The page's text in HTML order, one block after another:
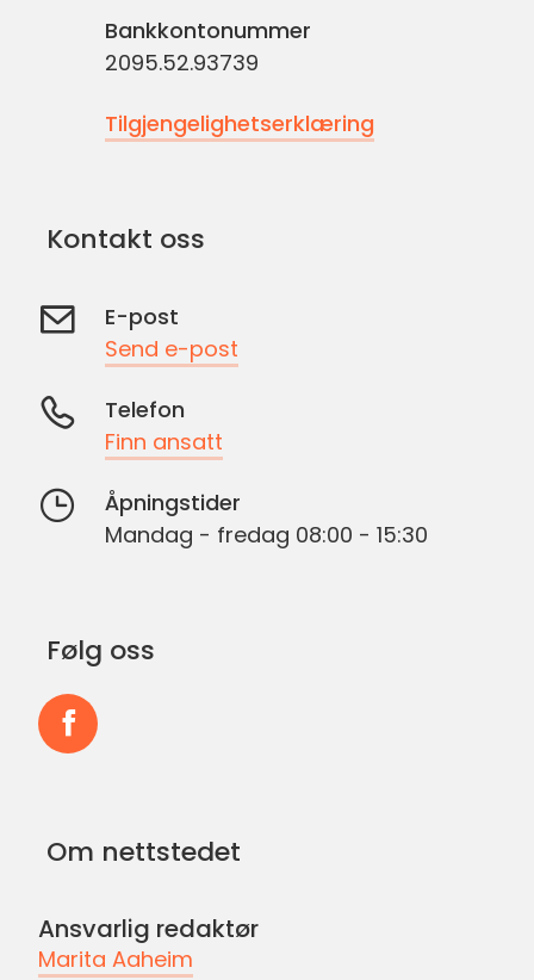
Bankkontonummer
2095.52.93739
Tilgjengelighetserklæring
Kontakt oss
E-post
Send e-post
Telefon
Finn ansatt
Åpningstider
Mandag - fredag 08:00 - 15:30
Følg oss
Facebook
Om nettstedet
Ansvarlig redaktør
Marita Aaheim